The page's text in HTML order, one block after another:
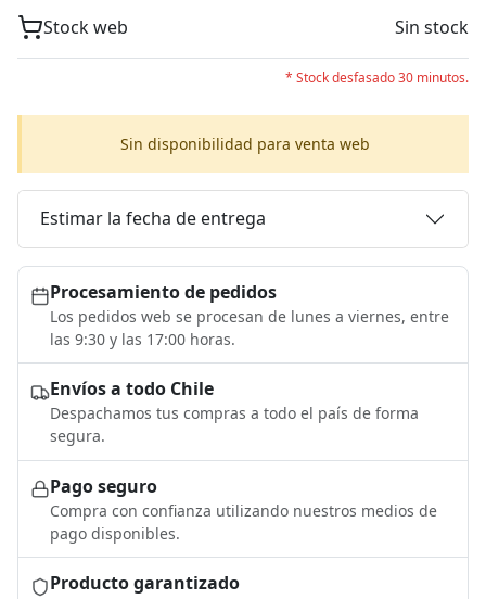
Stock web Sin stock
* Stock desfasado 30 minutos.
Sin disponibilidad para venta web
Estimar la fecha de entrega
Procesamiento de pedidos
Los pedidos web se procesan de lunes a viernes, entre
las 9:30 y las 17:00 horas.
Envíos a todo Chile
Despachamos tus compras a todo el país de forma
segura.
Pago seguro
Compra con confianza utilizando nuestros medios de
pago disponibles.
Producto garantizado